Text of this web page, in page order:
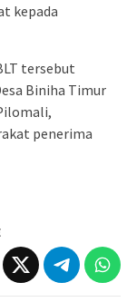
kepada
tersebut
Biniha Timur
penerima